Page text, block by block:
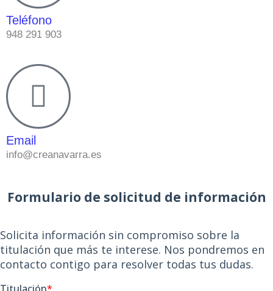
Teléfono
948 291 903
Email
info@creanavarra.es